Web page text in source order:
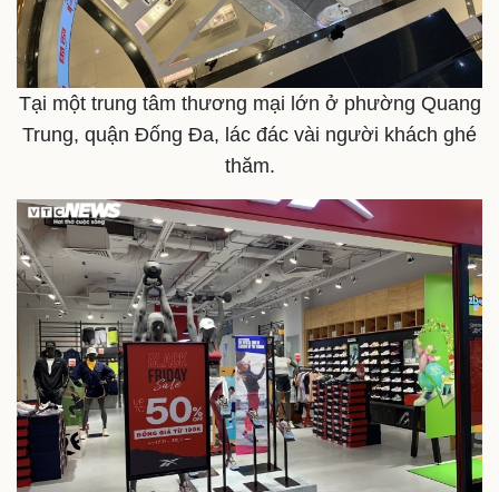
Tại một trung tâm thương mại lớn ở phường Quang
Trung, quận Đống Đa, lác đác vài người khách ghé
thăm.